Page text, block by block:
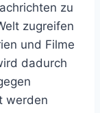
zu
zugreifen
und Filme
dadurch
werden